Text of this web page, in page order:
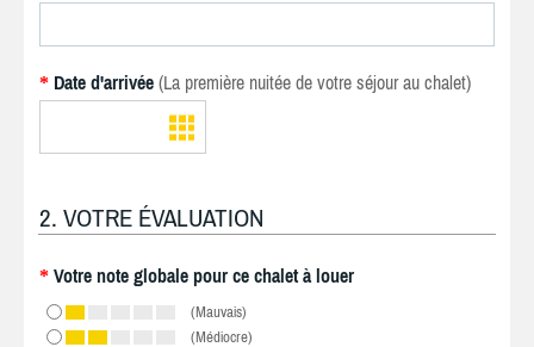
* Date d'arrivée (La première nuitée de votre séjour au chalet)
2. VOTRE ÉVALUATION
* Votre note globale pour ce chalet à louer
(Mauvais)
(Médiocre)